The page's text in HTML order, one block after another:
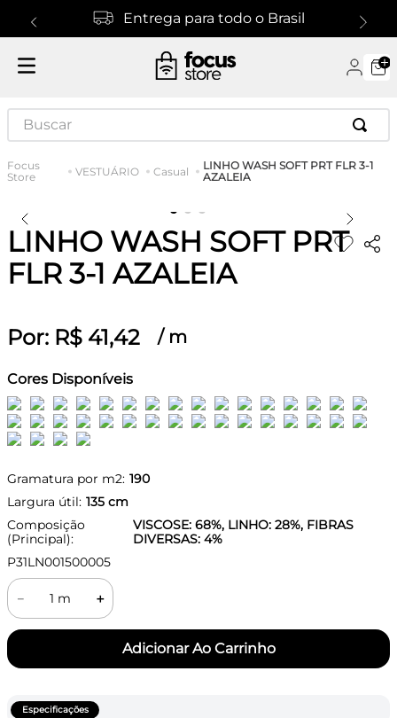
Entrega para todo o Brasil
Buscar
VESTUÁRIO Casual
LINHO WASH SOFT PRT FLR 3-1
AZALEIA
LINHO WASH SOFT PRT
FLR 3-1 AZALEIA
Por: R$ 41,42 / m
Cores Disponíveis
Gramatura por m2: 190
Largura útil: 135 cm
Composição
(Principal):
VISCOSE: 68%, LINHO: 28%, FIBRAS
DIVERSAS: 4%
P31LN001500005
＋
－
Especificações